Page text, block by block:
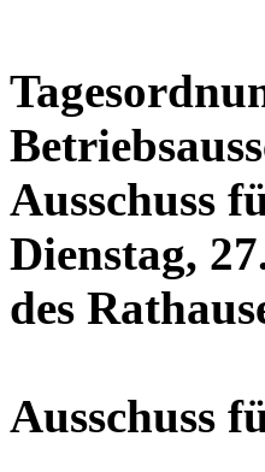
Ausschuss
Dienstag,
des
Ausschuss